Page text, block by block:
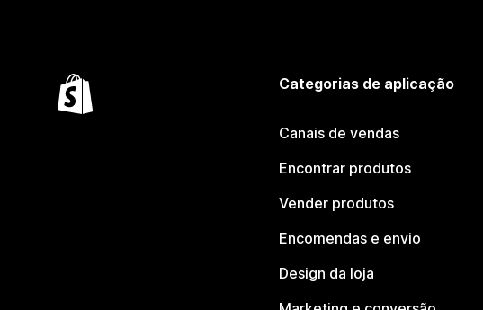
Categorias de aplicação
Canais de vendas
Encontrar produtos
Vender produtos
Encomendas e envio
Design da loja